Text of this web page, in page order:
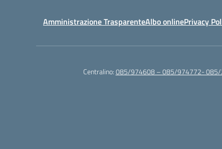
Amministrazione TrasparenteAlbo onlinePrivacy
Centralino:085/974608 – 085/974772-